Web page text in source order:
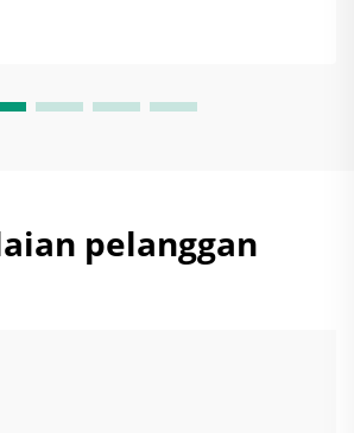
pembedahan bebas daripada
pelanggan